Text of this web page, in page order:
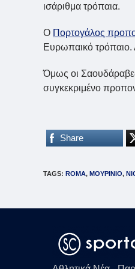
ισάριθμα τρόπαια.
Ο Πορτογάλος
Ευρωπαικό τρόπαιο.
Όμως οι
συγκεκριμένο
Share
TAGS: ROMA, ΜΟΥΡΙΝΙΟ,